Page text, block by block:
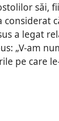
săi,
considerat
a legat
„V-am
pe care